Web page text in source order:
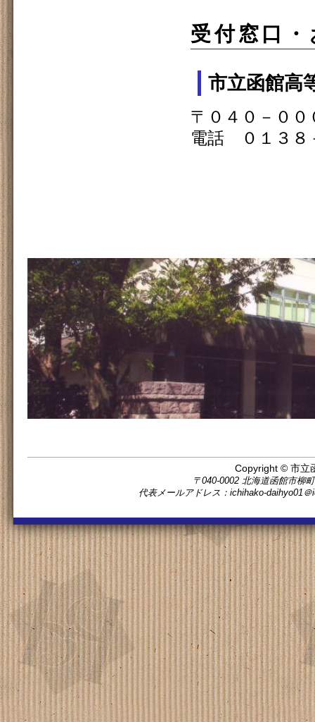
受付窓口
市立函館
〒０４０－０
電話 ０１３８
Copyright © 市立
〒040-0002 北海道函館市柳
代表メールアドレス：ichihako-daihyo01